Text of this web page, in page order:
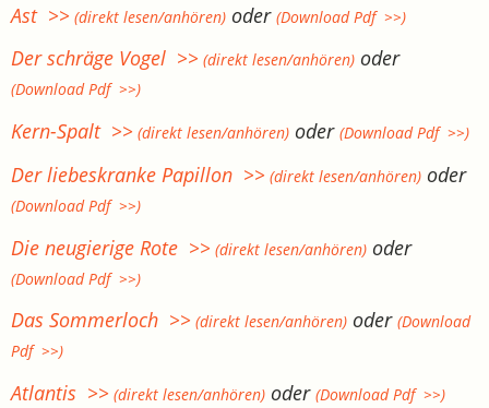
Ast >> (direkt lesen/anhören) oder(Download Pdf >>)
Der schräge Vogel >> (direkt lesen/anhören) oder
(Download Pdf >>)
Kern-Spalt >> (direkt lesen/anhören) oder(Download Pdf >>)
Der liebeskranke Papillon >> (direkt lesen/anhören) oder
(Download Pdf >>)
Die neugierige Rote >> (direkt lesen/anhören) oder
(Download Pdf >>)
Das Sommerloch >> (direkt lesen/anhören) oder(Download
Pdf >>)
Atlantis >> (direkt lesen/anhören) oder(Download Pdf >>)